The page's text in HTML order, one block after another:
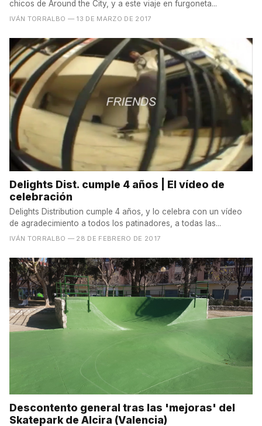
chicos de Around the City, y a este viaje en furgoneta...
IVÁN TORRALBO — 13 DE MARZO DE 2017
Delights Dist. cumple 4 años | El vídeo de
celebración
Delights Distribution cumple 4 años, y lo celebra con un vídeo
de agradecimiento a todos los patinadores, a todas las...
IVÁN TORRALBO — 28 DE FEBRERO DE 2017
Descontento general tras las 'mejoras' del
Skatepark de Alcira (Valencia)